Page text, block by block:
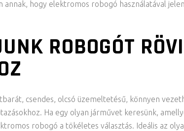
annak, hogy elektromos robogó használatával
ROBOGÓT
csendes, olcsó üzemeltetésű, könnyen
Ha egy olyan járművet keresünk,
robogó a tökéletes választás. Ideális az